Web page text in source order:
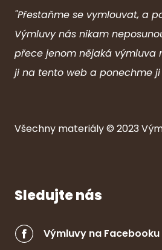
"Přestaňme se vymlouvat, a
Výmluvy nás nikam
přece jenom nějaká výmluva
ji na tento web a ponechme ji
Všechny materiály © 2023
Sledujte nás
Výmluvy na Facebooku